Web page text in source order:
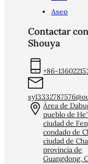
Aseo
Contactar con
Shouya
+86-
Área de
pueblo de
ciudad de
condado de
ciudad de
provincia de
Guangdong,